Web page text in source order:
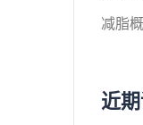
减脂
近